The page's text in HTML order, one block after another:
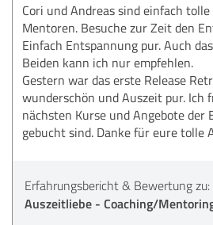
Cori und Andreas sind einfach
Mentoren. Besuche zur Zeit den
Einfach Entspannung pur. Auch
Beiden kann ich nur empfehlen.
Gestern war das erste Release
wunderschön und Auszeit pur. Ich
nächsten Kurse und Angebote der
gebucht sind. Danke für eure tolle
Erfahrungsbericht & Bewertung zu:
Auszeitliebe - Coaching/